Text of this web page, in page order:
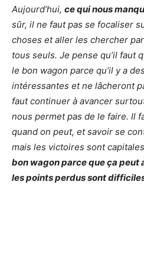
Aujourd’hui, ce qui nous
sûr, il ne faut pas se focaliser
choses et aller les chercher
tous seuls. Je pense qu’il faut
le bon wagon parce qu’il y a
intéressantes et ne lâcheront
faut continuer à avancer
nous permet pas de le faire. Il
quand on peut, et savoir se
mais les victoires sont
bon wagon parce que ça peut
les points perdus sont